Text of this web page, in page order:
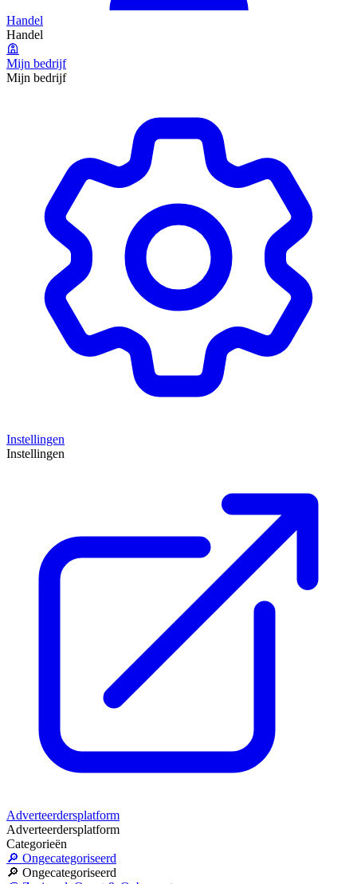
Handel
Handel
Mijn bedrijf
Mijn bedrijf
Instellingen
Instellingen
Adverteerdersplatform
Adverteerdersplatform
Categorieën
🔎 Ongecategoriseerd
🔎 Ongecategoriseerd